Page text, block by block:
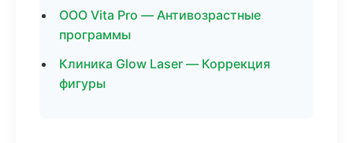
ООО Vita Pro — Антивозрастные
программы
Клиника Glow Laser — Коррекция
фигуры